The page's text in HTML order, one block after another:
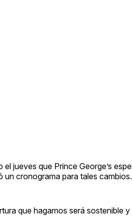
el jueves que Prince George’s
un cronograma para tales cambios.
que hagamos será sostenible